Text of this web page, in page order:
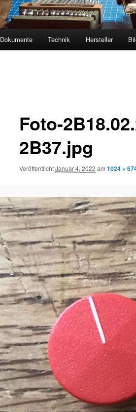
Dokumente Technik Hersteller
Foto-
2B37.jpg
VeröffentlichtJanuar 4, 2022 am 1024 ×